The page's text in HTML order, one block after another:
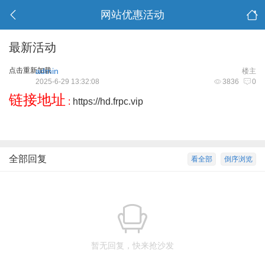
网站优惠活动
最新活动
点击重新加载 楼主
admin
3836 0
2025-6-29 13:32:08
链接地址 : https://hd.frpc.vip
倒序浏览
看全部
全部回复
暂无回复，快来抢沙发